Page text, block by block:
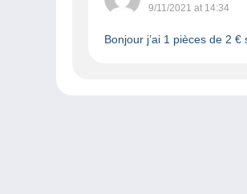
9/11/2021 at 14:34
Bonjour j’ai 1 pièces de 2 €